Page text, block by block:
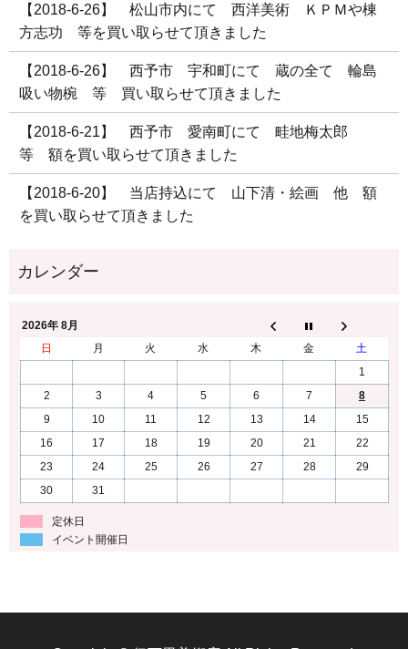
【2018-6-26】 松山市内にて 西洋美術 ＫＰＭや棟
方志功 等を買い取らせて頂きました
【2018-6-26】 西予市 宇和町にて 蔵の全て 輪島
吸い物椀 等 買い取らせて頂きました
【2018-6-21】 西予市 愛南町にて 畦地梅太郎
等 額を買い取らせて頂きました
【2018-6-20】 当店持込にて 山下清・絵画 他 額
を買い取らせて頂きました
2026年 8月
日
月 火 水 木 金
土
1
2
3 4 5 6 7
8
9
10 11 12 13 14
15
16
17 18 19 20 21
22
23
24 25 26 27 28
29
30
31
定休日
イベント開催日